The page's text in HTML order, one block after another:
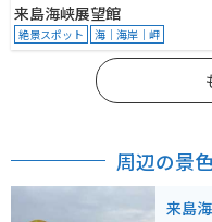
来島海峡展望館
絶景スポット 海｜海岸｜岬
周辺の景
来島